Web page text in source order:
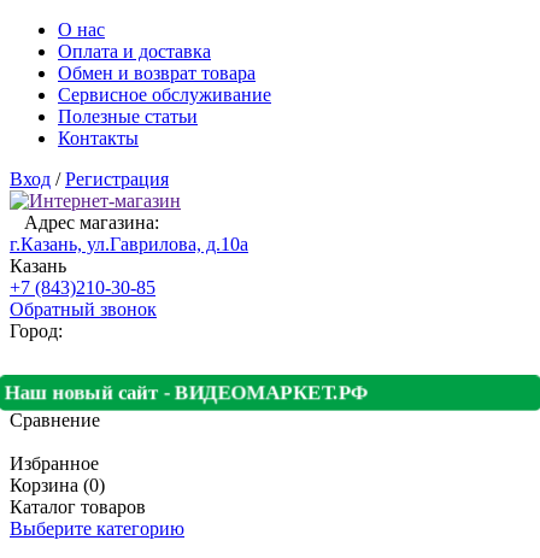
О нас
Оплата и доставка
Обмен и возврат товара
Сервисное обслуживание
Полезные статьи
Контакты
Вход /Регистрация
Адрес магазина:
г.Казань, ул.Гаврилова, д.10а
Казань
+7 (843)210-30-85
Обратный звонок
Город:
Наш новый сайт - ВИДЕОМАРКЕТ.РФ
Сравнение
Избранное
Корзина (0)
Каталог товаров
Выберите категорию